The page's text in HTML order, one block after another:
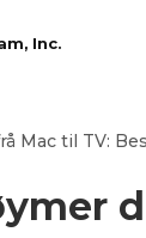
Inc.
Mac til TV: